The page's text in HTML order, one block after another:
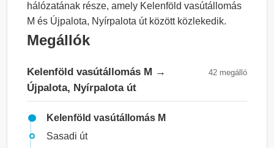
hálózatának része, amely Kelenföld vasútállomás
M és Újpalota, Nyírpalota út között közlekedik.
Megállók
Kelenföld vasútállomás M →
Újpalota, Nyírpalota út
42 megálló
Kelenföld vasútállomás M
Sasadi út